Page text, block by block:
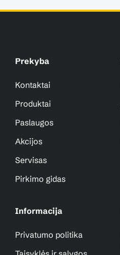
Prekyba
Kontaktai
Produktai
Paslaugos
Akcijos
Servisas
Pirkimo gidas
Informacija
Privatumo politika